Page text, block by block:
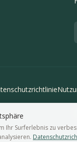
Ihr Surferlebnis zu